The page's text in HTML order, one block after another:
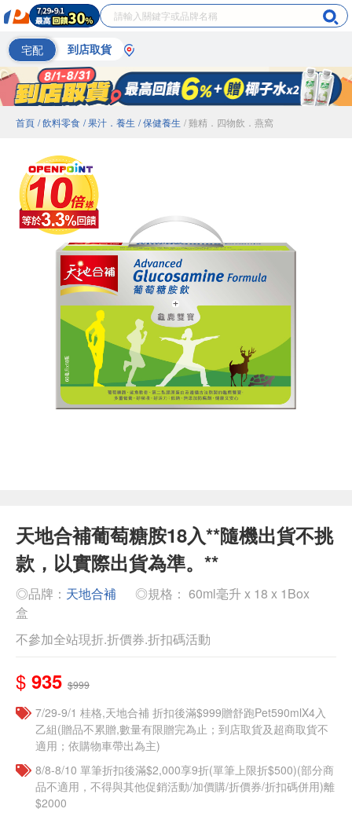
宅配 到店取貨
首頁 / 飲料零食 / 果汁．養生 / 保健養生 / 雞精．四物飲．燕窩
天地合補葡萄糖胺18入**隨機出貨不挑
款，以實際出貨為準。**
◎品牌： 天地合補
◎規格： 60ml毫升 x 18 x 1Box
盒
不參加全站現折.折價券.折扣碼活動
$ 935 $999
7/29-9/1 桂格,天地合補 折扣後滿$999贈舒跑Pet590mlX4入
乙組(贈品不累贈,數量有限贈完為止；到店取貨及超商取貨不
適用；依購物車帶出為主)​
8/8-8/10 單筆折扣後滿$2,000享9折(單筆上限折$500)(部分商
品不適用，不得與其他促銷活動/加價購/折價券/折扣碼併用)離
$2000